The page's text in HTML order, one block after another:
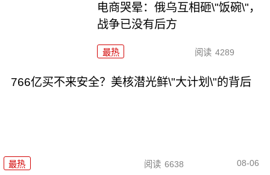
电商哭晕：俄乌互相砸\"饭碗\"，
战争已没有后方
最热 阅读 4289
766亿买不来安全？美核潜光鲜\"大计划\"的背后
最热 阅读 6638 08-06